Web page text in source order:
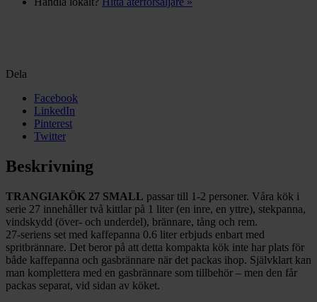
Dela
Facebook
LinkedIn
Pinterest
Twitter
Beskrivning
TRANGIAKÖK 27 SMALL passar till 1-2 personer. Våra kök i
serie 27 innehåller två kittlar på 1 liter (en inre, en yttre), stekpanna,
vindskydd (över- och underdel), brännare, tång och rem.
27-seriens set med kaffepanna 0.6 liter erbjuds enbart med
spritbrännare. Det beror på att detta kompakta kök inte har plats för
både kaffepanna och gasbrännare när det packas ihop. Självklart kan
man komplettera med en gasbrännare som tillbehör – men den får
packas separat, vid sidan av köket.